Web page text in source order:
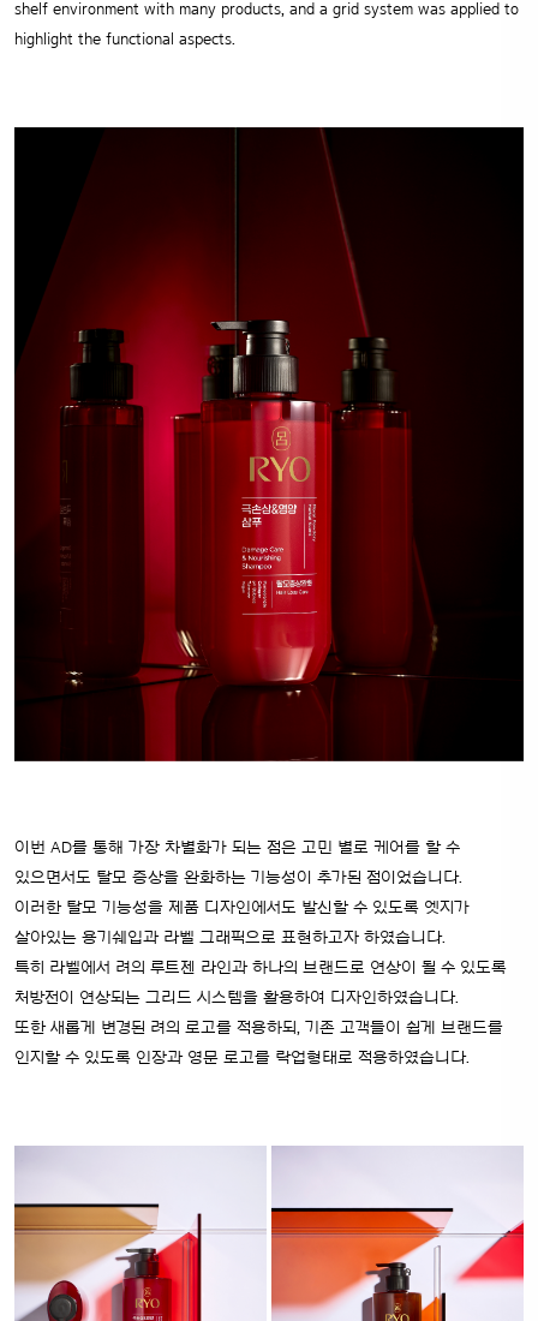
shelf environment with many products, and a grid system was applied to
highlight the functional aspects.
이번 AD를 통해 가장 차별화가 되는 점은 고민 별로 케어를 할 수
있으면서도 탈모 증상을 완화하는 기능성이 추가된 점이었습니다.
이러한 탈모 기능성을 제품 디자인에서도 발신할 수 있도록 엣지가
살아있는 용기쉐입과 라벨 그래픽으로 표현하고자 하였습니다.
특히 라벨에서 려의 루트젠 라인과 하나의 브랜드로 연상이 될 수 있도록
처방전이 연상되는 그리드 시스템을 활용하여 디자인하였습니다.
또한 새롭게 변경된 려의 로고를 적용하되, 기존 고객들이 쉽게 브랜드를
인지할 수 있도록 인장과 영문 로고를 락업형태로 적용하였습니다.